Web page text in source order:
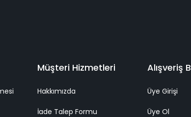
Müşteri Hizmetleri
Hakkımızda
İade Talep Formu
Alışveriş
Üye Girişi
Üye Ol